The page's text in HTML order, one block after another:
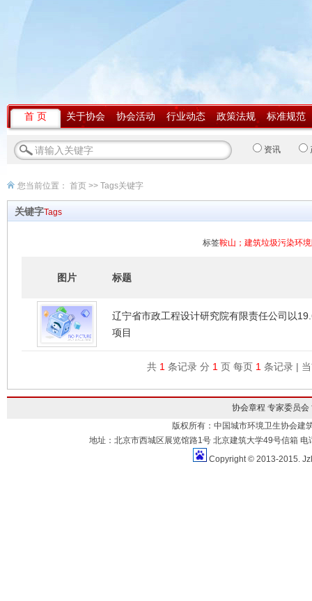
首 页 关于协会 协会活动 行业动态 政策法规 标准规范
资讯
您当前位置： 首页 >> Tags关键字
关键字Tags
标签鞍山；建筑垃圾污染环
图片 标题
辽宁省市政工程设计研究院有限责任公司以
项目
共 1 条记录 分 1 页 每页 1 条记录 |
协会章程 专家委员会
版权所有：中国城市环境卫生协会建
地址：北京市西城区展览馆路1号 北京建筑大学49号信箱
Copyright © 2013-2015.